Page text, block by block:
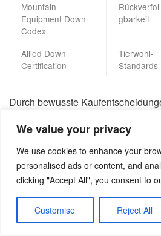
We value your privacy
We use cookies to enhance your
personalised ads or content, and
clicking "Accept All", you consent to
Customise Reject All
Mountain
Equipment Down
Codex
Rückverfol
gbarkeit
Allied Down
Certification
Tierwohl-
Standards
Durch bewusste
Herkunftund
Jedes zertifizierte Produkt bietet
ethischen Ursprung. So genießen
Alternativen: